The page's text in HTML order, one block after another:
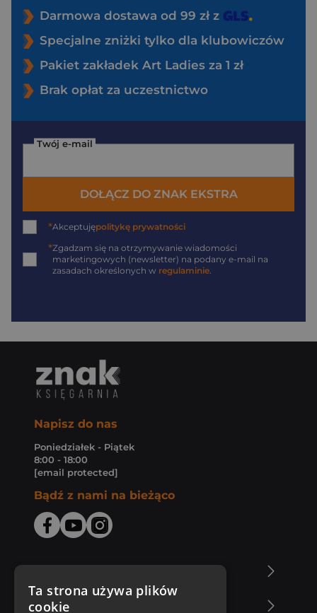
Darmowa dostawa od 99 zł z
Specjalne zniżki tylko dla klubowiczów
Pakiet zakładek Art Ladies za 1 zł
Brak opłat za uczestnictwo
Twój e-mail
DOŁĄCZ DO ZNAK EKSTRA
*Akceptujępolitykę prywatności
*Zgadzam się na otrzymywanie wiadomości
marketingowych (newsletter) na podany e-mail na
zasadach określonych w regulaminie
Napisz do nas
Poniedziałek - Piątek
8:00 - 18:00
[email protected]
Bądź z nami na bieżąco
Zakupy u nas
Ta strona używa plików
cookie